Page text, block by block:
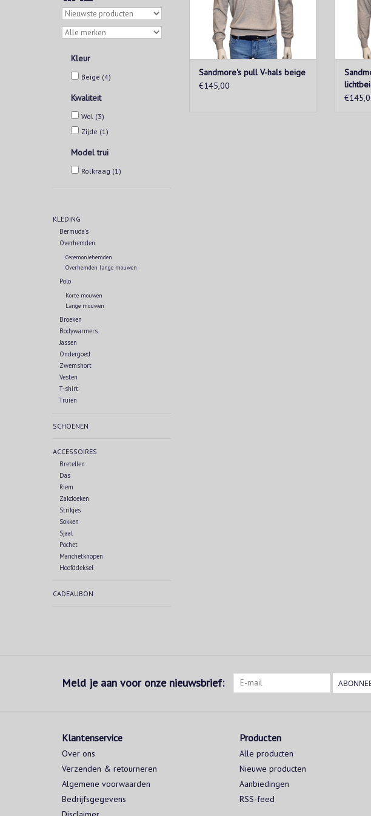
Kleur
Beige (4)
Kwaliteit
Wol (3)
Zijde (1)
Model trui
Rolkraag (1)
KLEDING
Bermuda's
Overhemden
Ceremoniehemden
Overhemden lange mouwen
Polo
Korte mouwen
Lange mouwen
Broeken
Bodywarmers
Jassen
Ondergoed
Zwemshort
Vesten
T-shirt
Truien
SCHOENEN
ACCESSOIRES
Bretellen
Das
Riem
Zakdoeken
Strikjes
Sokken
Sjaal
Pochet
Manchetknopen
Hoofddeksel
CADEAUBON
TOEVOEGEN AAN WINKELWAGEN
Sandmore's pull V-hals beige
€145,00
Meld je aan voor onze nieuwsbrief:
Klantenservice
Over ons
Verzenden & retourneren
Algemene voorwaarden
Bedrijfsgegevens
Producten
Alle producten
Nieuwe producten
Aanbiedingen
RSS-feed